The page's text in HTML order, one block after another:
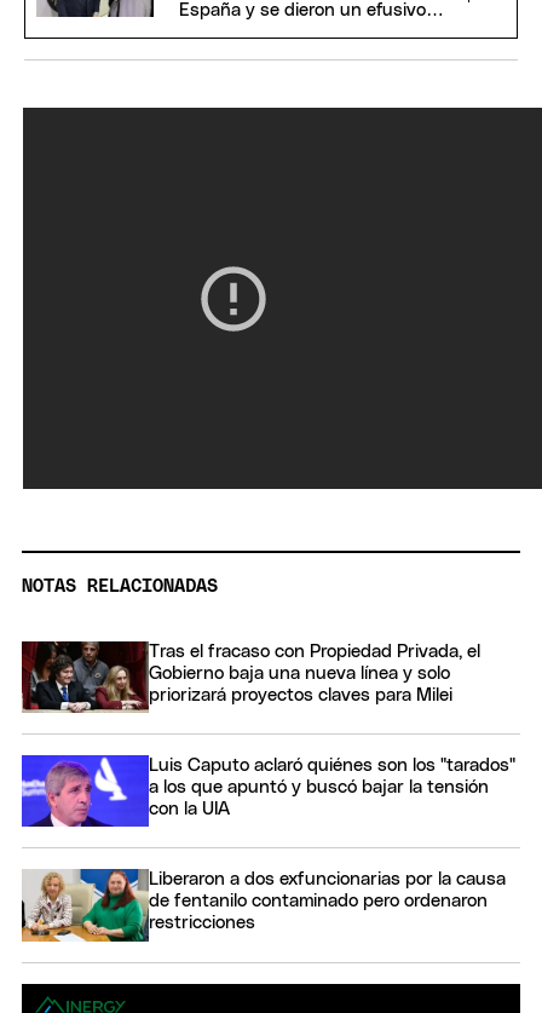
España y se dieron un efusivo
NOTAS RELACIONADAS
Tras el fracaso con Propiedad Privada, el
Gobierno baja una nueva línea y solo
priorizará proyectos claves para Milei
Luis Caputo aclaró quiénes son los "tarados"
a los que apuntó y buscó bajar la tensión
con la UIA
Liberaron a dos exfuncionarias por la causa
de fentanilo contaminado pero ordenaron
restricciones